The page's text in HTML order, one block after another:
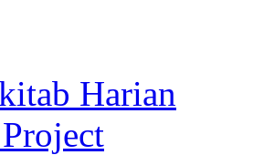
Harian